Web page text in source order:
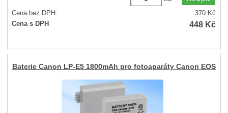
Cena bez DPH: 370 Kč
Cena s DPH
448 Kč
Baterie Canon LP-E5 1800mAh pro fotoaparáty Canon EOS